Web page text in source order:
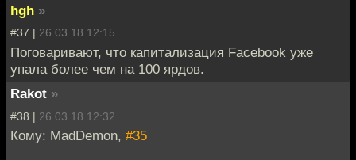
hgh »
#37 | 26.03.18 12:15
Поговаривают, что капитализация Facebook уже
упала более чем на 100 ярдов.
Rakot »
#38 | 26.03.18 12:32
Кому: MadDemon, #35